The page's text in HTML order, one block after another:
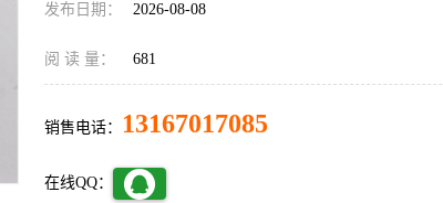
发布日期： 2026-08-08
阅 读 量： 681
销售电话： 13167017085
在线QQ：